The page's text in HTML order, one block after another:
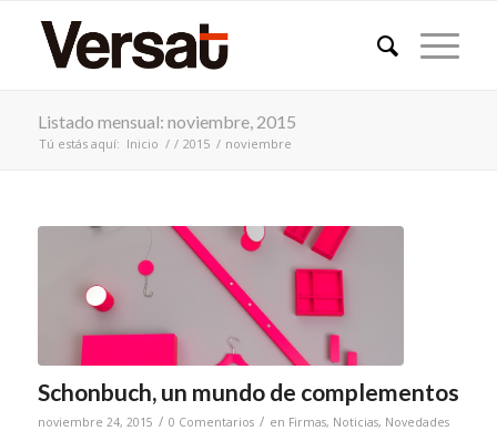
Listado mensual: noviembre, 2015
Tú estás aquí: Inicio / / 2015 / noviembre
Schonbuch, un mundo de complementos
noviembre 24, 2015 / 0 Comentarios / en Firmas, Noticias, Novedades